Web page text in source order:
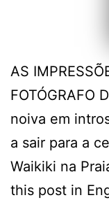
AS
FOTÓGRAFO
noiva em
a sair para a
Waikiki na
this post in